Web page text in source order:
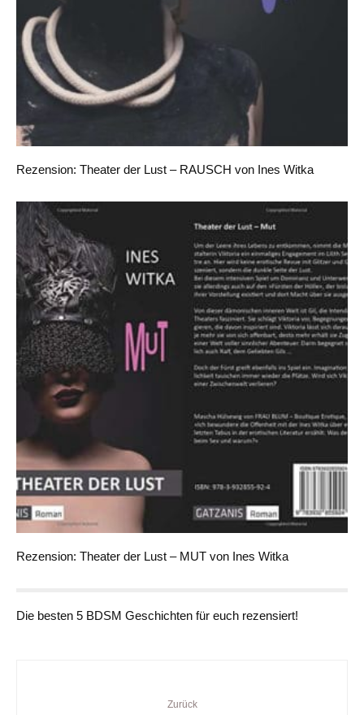
Rezension: Theater der Lust – RAUSCH von Ines Witka
Rezension: Theater der Lust – MUT von Ines Witka
Die besten 5 BDSM Geschichten für euch rezensiert!
Zurück